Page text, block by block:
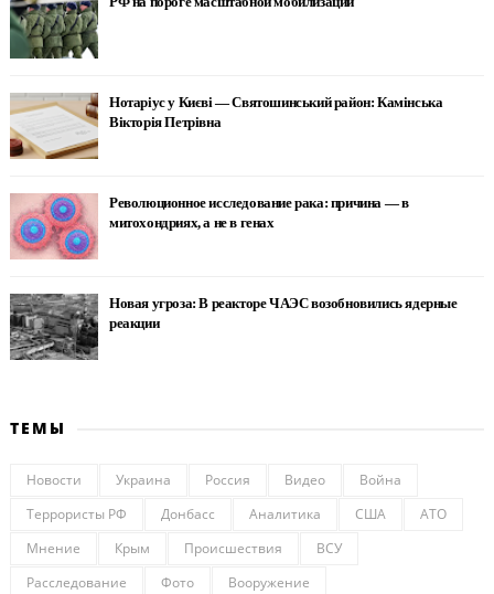
Нотаріус у Києві — Святошинський район: Камінська
Вікторія Петрівна
Революционное исследование рака: причина — в
митохондриях, а не в генах
Новая угроза: В реакторе ЧАЭС возобновились ядерные
реакции
ТЕМЫ
Новости Украина Россия Видео
Война
Террористы РФ
Донбасс Аналитика США
АТО
Мнение
Крым Происшествия
ВСУ
Расследование
Фото Вооружение